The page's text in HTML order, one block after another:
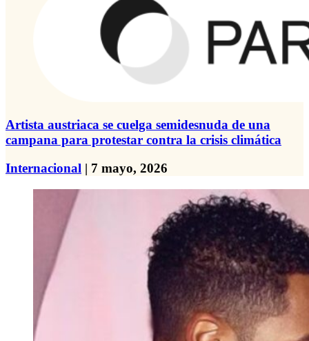
Artista austriaca se cuelga semidesnuda de una
campana para protestar contra la crisis climática
Internacional | 7 mayo, 2026